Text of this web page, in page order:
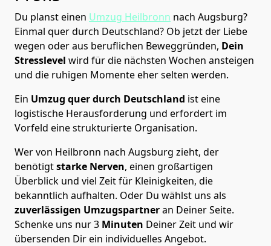
Du planst einen Umzug Heilbronn nach Augsburg?
Einmal quer durch Deutschland? Ob jetzt der Liebe
wegen oder aus beruflichen Beweggründen, Dein
Stresslevel wird für die nächsten Wochen ansteigen
und die ruhigen Momente eher selten werden.
Ein Umzug quer durch Deutschland ist eine
logistische Herausforderung und erfordert im
Vorfeld eine strukturierte Organisation.
Wer von Heilbronn nach Augsburg zieht, der
benötigtstarke Nerven, einen großartigen
Überblick und viel Zeit für Kleinigkeiten, die
bekanntlich aufhalten. Oder Du wählst uns als
zuverlässigen Umzugspartneran Deiner Seite.
Schenke uns nur3 Minuten Deiner Zeit und wir
übersenden Dir ein individuelles Angebot.